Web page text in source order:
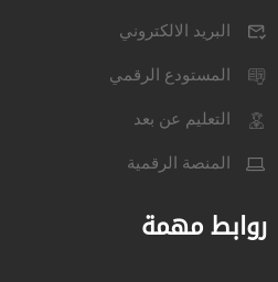
البريد الالكتروني
المستودع الرقمي
التعليم عن بعد
المنصة الرقمية
روابط مهمة